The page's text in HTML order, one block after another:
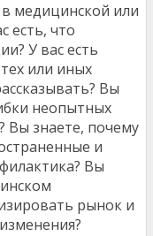
медицинской или
есть, что
У вас есть
или иных
Вы
неопытных
Вы знаете, почему
и
Вы
рынок и